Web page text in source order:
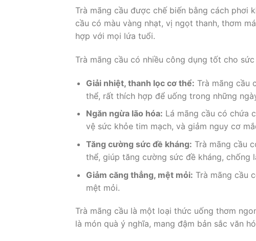
Trà mãng cầu được chế biến bằng cách phơi
cầu có màu vàng nhạt, vị ngọt thanh, thơm
hợp với mọi lứa tuổi.
Trà mãng cầu có nhiều công dụng tốt cho
Giải nhiệt, thanh lọc cơ thể: Trà mãng cầu
thể, rất thích hợp để uống trong những
Ngăn ngừa lão hóa: Lá mãng cầu có chứa
vệ sức khỏe tim mạch, và giảm nguy cơ
Tăng cường sức đề kháng: Trà mãng cầu
thể, giúp tăng cường sức đề kháng, chống
Giảm căng thẳng, mệt mỏi: Trà mãng cầu
mệt mỏi.
Trà mãng cầu là một loại thức uống thơm
là món quà ý nghĩa, mang đậm bản sắc văn